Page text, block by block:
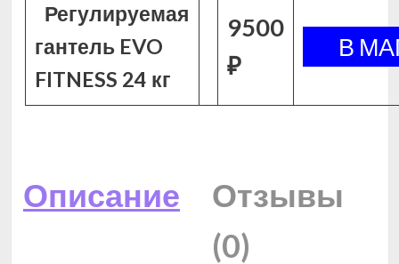
Регулируемая
гантель EVO
FITNESS 24 кг
9500
₽
Описание
Отзывы
(0)